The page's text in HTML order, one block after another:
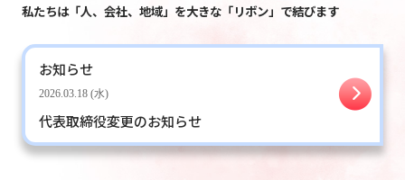
私たちは「人、会社、地域」を大きな「リボン」で結びます
お知らせ
2026.03.18 (水)
代表取締役変更のお知らせ